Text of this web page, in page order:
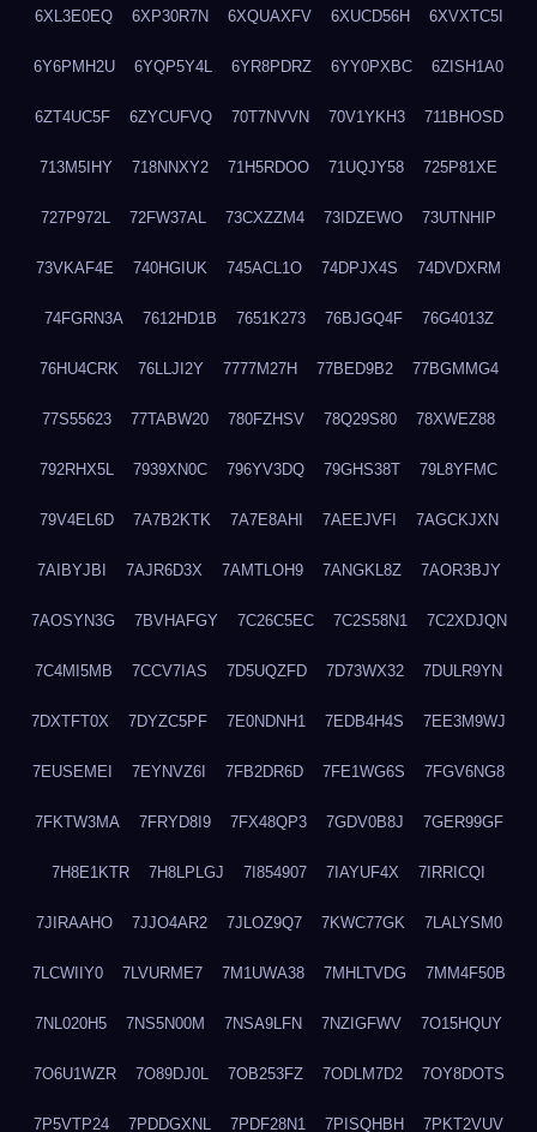
6XL3E0EQ 6XP30R7N 6XQUAXFV 6XUCD56H 6XVXTC5I
6Y6PMH2U 6YQP5Y4L 6YR8PDRZ 6YY0PXBC 6ZISH1A0
6ZT4UC5F 6ZYCUFVQ 70T7NVVN 70V1YKH3 711BHOSD
713M5IHY 718NNXY2 71H5RDOO 71UQJY58 725P81XE
727P972L 72FW37AL 73CXZZM4 73IDZEWO 73UTNHIP
73VKAF4E 740HGIUK 745ACL1O 74DPJX4S 74DVDXRM
74FGRN3A 7612HD1B 7651K273 76BJGQ4F 76G4013Z
76HU4CRK 76LLJI2Y 7777M27H 77BED9B2 77BGMMG4
77S55623 77TABW20 780FZHSV 78Q29S80 78XWEZ88
792RHX5L 7939XN0C 796YV3DQ 79GHS38T 79L8YFMC
79V4EL6D 7A7B2KTK 7A7E8AHI 7AEEJVFI 7AGCKJXN
7AIBYJBI 7AJR6D3X 7AMTLOH9 7ANGKL8Z 7AOR3BJY
7AOSYN3G 7BVHAFGY 7C26C5EC 7C2S58N1 7C2XDJQN
7C4MI5MB 7CCV7IAS 7D5UQZFD 7D73WX32 7DULR9YN
7DXTFT0X 7DYZC5PF 7E0NDNH1 7EDB4H4S 7EE3M9WJ
7EUSEMEI 7EYNVZ6I 7FB2DR6D 7FE1WG6S 7FGV6NG8
7FKTW3MA 7FRYD8I9 7FX48QP3 7GDV0B8J 7GER99GF
7H8E1KTR 7H8LPLGJ 7I854907 7IAYUF4X 7IRRICQI
7JIRAAHO 7JJO4AR2 7JLOZ9Q7 7KWC77GK 7LALYSM0
7LCWIIY0 7LVURME7 7M1UWA38 7MHLTVDG 7MM4F50B
7NL020H5 7NS5N00M 7NSA9LFN 7NZIGFWV 7O15HQUY
7O6U1WZR 7O89DJ0L 7OB253FZ 7ODLM7D2 7OY8DOTS
7P5VTP24 7PDDGXNL 7PDF28N1 7PISQHBH 7PKT2VUV